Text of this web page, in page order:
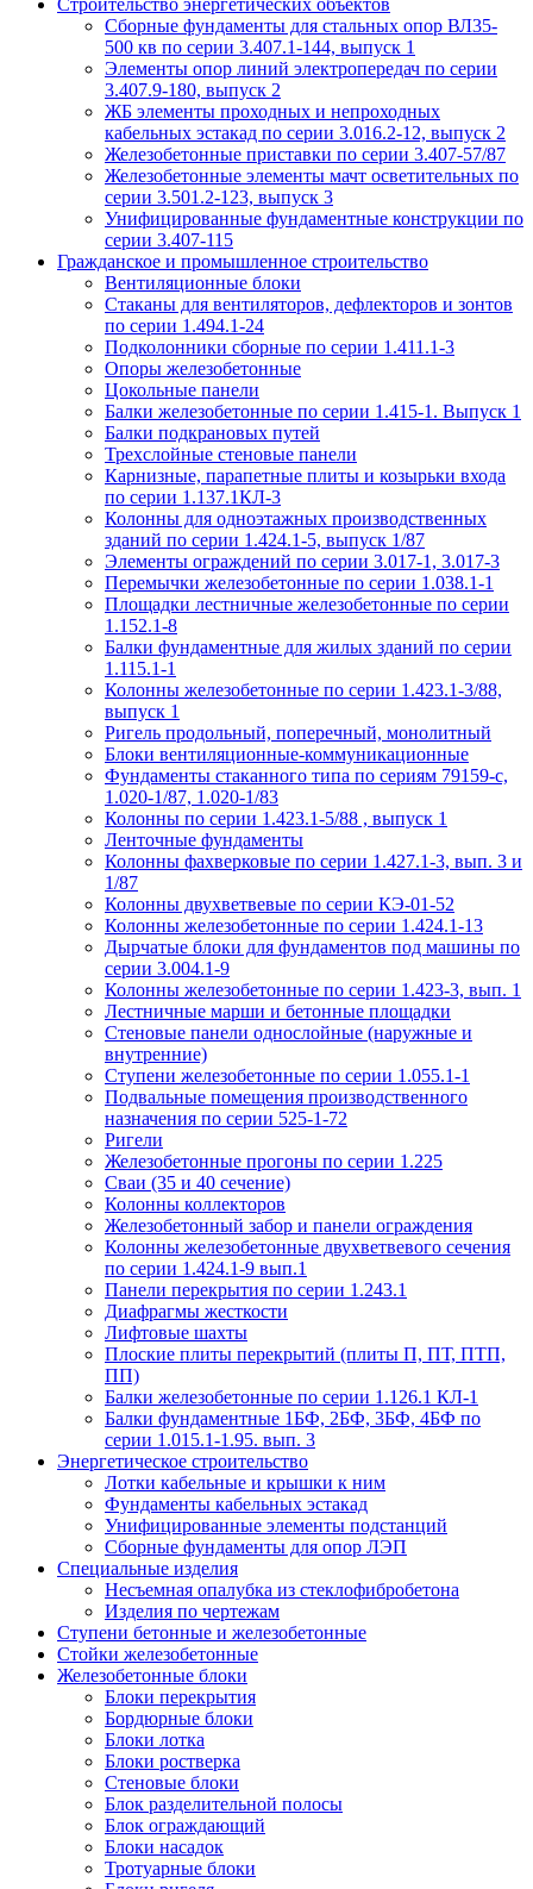
Строительство энергетических объектов
Сборные фундаменты для стальных опор ВЛ35-
500 кв по серии 3.407.1-144, выпуск 1
Элементы опор линий электропередач по серии
3.407.9-180, выпуск 2
ЖБ элементы проходных и непроходных
кабельных эстакад по серии 3.016.2-12, выпуск 2
Железобетонные приставки по серии 3.407-57/87
Железобетонные элементы мачт осветительных по
серии 3.501.2-123, выпуск 3
Унифицированные фундаментные конструкции по
серии 3.407-115
Гражданское и промышленное строительство
Вентиляционные блоки
Стаканы для вентиляторов, дефлекторов и зонтов
по серии 1.494.1-24
Подколонники сборные по серии 1.411.1-3
Опоры железобетонные
Цокольные панели
Балки железобетонные по серии 1.415-1. Выпуск 1
Балки подкрановых путей
Трехслойные стеновые панели
Карнизные, парапетные плиты и козырьки входа
по серии 1.137.1КЛ-3
Колонны для одноэтажных производственных
зданий по серии 1.424.1-5, выпуск 1/87
Элементы ограждений по серии 3.017-1, 3.017-3
Перемычки железобетонные по серии 1.038.1-1
Площадки лестничные железобетонные по серии
1.152.1-8
Балки фундаментные для жилых зданий по серии
1.115.1-1
Колонны железобетонные по серии 1.423.1-3/88,
выпуск 1
Ригель продольный, поперечный, монолитный
Блоки вентиляционные-коммуникационные
Фундаменты стаканного типа по сериям 79159-с,
1.020-1/87, 1.020-1/83
Колонны по серии 1.423.1-5/88 , выпуск 1
Ленточные фундаменты
Колонны фахверковые по серии 1.427.1-3, вып. 3 и
1/87
Колонны двухветвевые по серии КЭ-01-52
Колонны железобетонные по серии 1.424.1-13
Дырчатые блоки для фундаментов под машины по
серии 3.004.1-9
Колонны железобетонные по серии 1.423-3, вып. 1
Лестничные марши и бетонные площадки
Стеновые панели однослойные (наружные и
внутренние)
Ступени железобетонные по серии 1.055.1-1
Подвальные помещения производственного
назначения по серии 525-1-72
Ригели
Железобетонные прогоны по серии 1.225
Сваи (35 и 40 сечение)
Колонны коллекторов
Железобетонный забор и панели ограждения
Колонны железобетонные двухветвевого сечения
по серии 1.424.1-9 вып.1
Панели перекрытия по серии 1.243.1
Диафрагмы жесткости
Лифтовые шахты
Плоские плиты перекрытий (плиты П, ПТ, ПТП,
ПП)
Балки железобетонные по серии 1.126.1 КЛ-1
Балки фундаментные 1БФ, 2БФ, 3БФ, 4БФ по
серии 1.015.1-1.95. вып. 3
Энергетическое строительство
Лотки кабельные и крышки к ним
Фундаменты кабельных эстакад
Унифицированные элементы подстанций
Сборные фундаменты для опор ЛЭП
Специальные изделия
Несъемная опалубка из стеклофибробетона
Изделия по чертежам
Ступени бетонные и железобетонные
Стойки железобетонные
Железобетонные блоки
Блоки перекрытия
Бордюрные блоки
Блоки лотка
Блоки ростверка
Стеновые блоки
Блок разделительной полосы
Блок ограждающий
Блоки насадок
Тротуарные блоки